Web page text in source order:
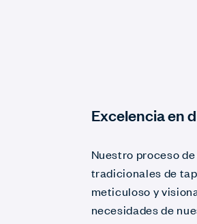
Excelencia en
Nuestro proceso
tradicionales de
meticuloso y
necesidades de